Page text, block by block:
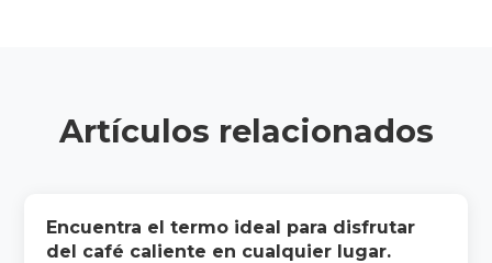
Artículos relacionados
Encuentra el termo ideal para disfrutar
del café caliente en cualquier lugar.